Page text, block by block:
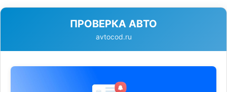
ПРОВЕРКА АВТО
avtocod.ru